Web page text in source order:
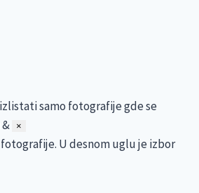
samo fotografije gde se
×
U desnom uglu je izbor